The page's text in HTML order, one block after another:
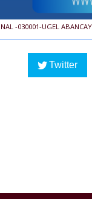
-030001-UGEL
Twitter